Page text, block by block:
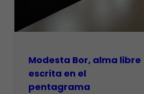
Modesta Bor, alma libre
escrita en el
pentagrama